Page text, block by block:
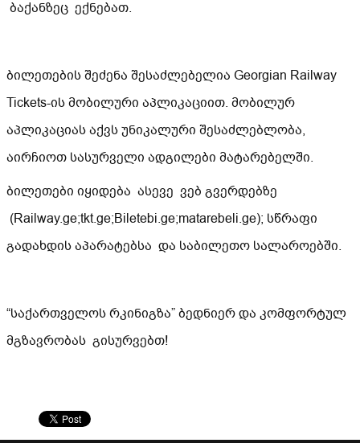
ბაქანზეც ექნებათ.
ბილეთების შეძენა შესაძლებელია Georgian Railway
Tickets-ის მობილური აპლიკაციით. მობილურ
აპლიკაციას აქვს უნიკალური შესაძლებლობა,
აირჩიოთ სასურველი ადგილები მატარებელში.
ბილეთები იყიდება ასევე ვებ გვერდებზე
(Railway.ge;tkt.ge;Biletebi.ge;matarebeli.ge); სწრაფი
გადახდის აპარატებსა და საბილეთო სალაროებში.
“საქართველოს რკინიგზა” ბედნიერ და კომფორტულ
მგზავრობას გისურვებთ!